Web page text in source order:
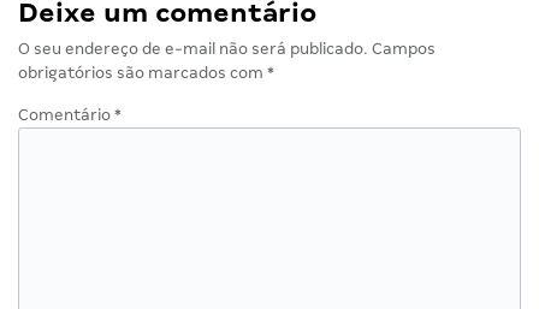
Deixe um comentário
O seu endereço de e-mail não será publicado. Campos
obrigatórios são marcados com *
Comentário *